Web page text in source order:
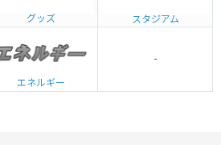
グッズ スタジアム
エネルギー
-